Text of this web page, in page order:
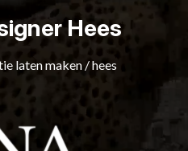
Hees
laten maken /hees